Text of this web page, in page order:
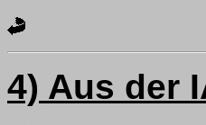
4) Aus der